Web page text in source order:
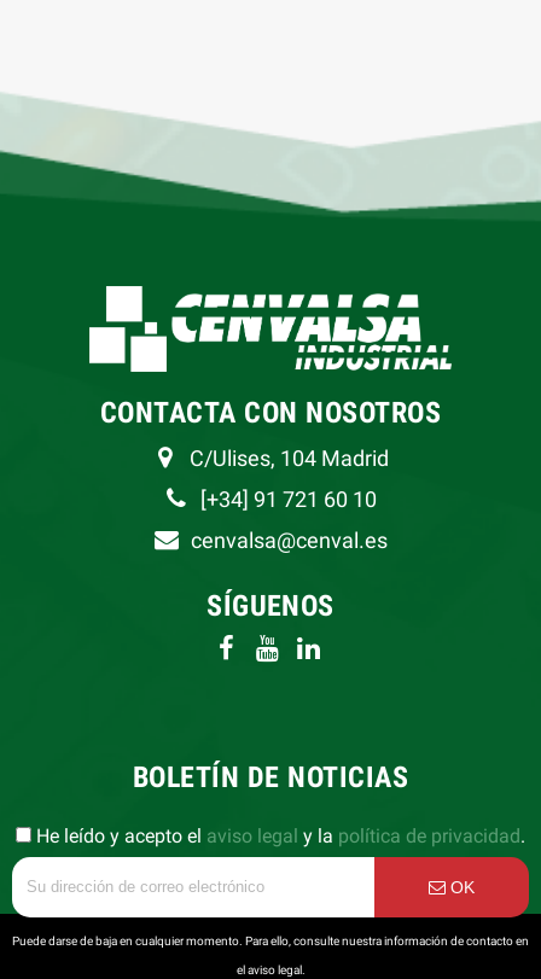
CONTACTA CON NOSOTROS
C/Ulises, 104 Madrid
[+34] 91 721 60 10
cenvalsa@cenval.es
SÍGUENOS
BOLETÍN DE NOTICIAS
He leído y acepto el aviso legal y la política de privacidad.
OK
Puede darse de baja en cualquier momento. Para ello, consulte nuestra información de contacto en
el aviso legal.